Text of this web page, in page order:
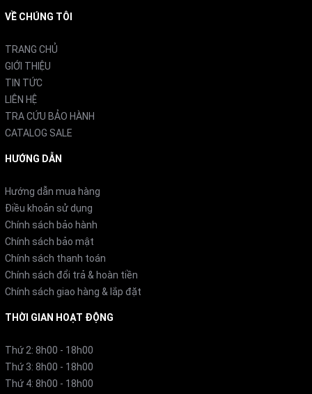
Trọng lượng
VỀ CHÚNG TÔI
TRANG CHỦ
GIỚI THIỆU
TIN TỨC
LIÊN HỆ
TRA CỨU BẢO HÀNH
CATALOG SALE
HƯỚNG DẪN
Hướng dẫn mua hàng
Điều khoản sử dụng
Chính sách bảo hành
Chính sách bảo mật
Chính sách thanh toán
Chính sách đổi trả & hoàn tiền
Chính sách giao hàng & lắp đặt
THỜI GIAN HOẠT ĐỘNG
Thứ 2: 8h00 - 18h00
Thứ 3: 8h00 - 18h00
Thứ 4: 8h00 - 18h00